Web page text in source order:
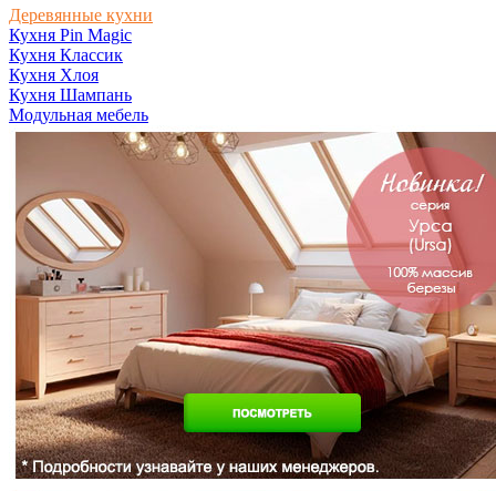
Деревянные кухни
Кухня Pin Magic
Кухня Классик
Кухня Хлоя
Кухня Шампань
Модульная мебель